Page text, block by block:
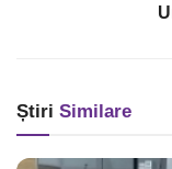
Știri Similare